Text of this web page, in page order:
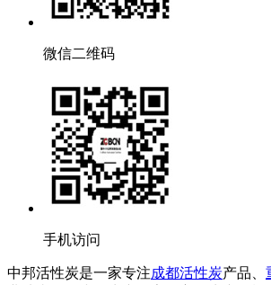
微信二维码
手机访问
中邦活性炭是一家专注成都活性炭产品、